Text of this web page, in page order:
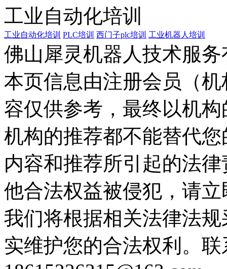
工业自动化培训
工业自动化培训 PLC培训 西门子plc培训 工业机器人培训
佛山犀灵机器人技术服
本页信息由注册会员（
容仅供参考，最终以机
机构的推荐都不能替代
内容和推荐所引起的法
他合法权益被侵犯，请
我们将根据相关法律法
实维护您的合法权利。